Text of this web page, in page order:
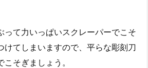
って力いっぱいスクレーパーでこそ
けてしまいますので、平らな彫刻刀
そぎましょう。